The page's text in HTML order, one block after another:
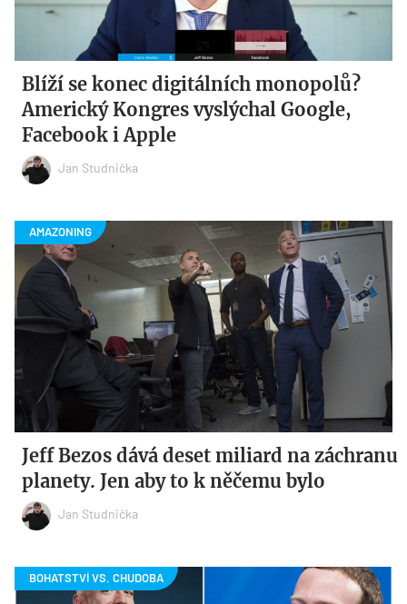
Blíží se konec digitálních monopolů?
Americký Kongres vyslýchal Google,
Facebook i Apple
Jan Studnička
Jeff Bezos dává deset miliard na záchranu
planety. Jen aby to k něčemu bylo
Jan Studnička